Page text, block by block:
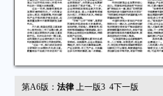
第A6版： 法律 上一版3 4下一版